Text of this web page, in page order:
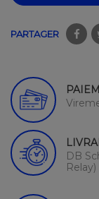
PARTAGER
DB
Relay)